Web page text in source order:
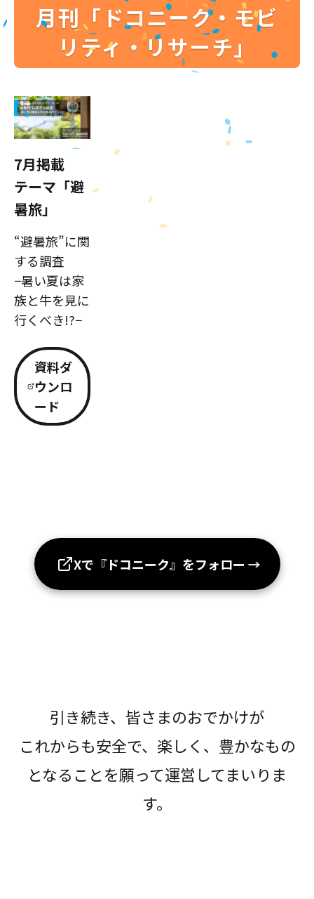
月刊「ドコニーク・モビ
リティ・リサーチ」
7月掲載
テーマ「避
暑旅」
“避暑旅”に関
する調査
−暑い夏は家
族と牛を見に
行くべき!?−
資料ダ
ウンロ
ード
Xで『ドコニーク』をフォロー →
引き続き、皆さまのおでかけが
これからも安全で、楽しく、豊かなもの
となることを願って運営してまいりま
す。